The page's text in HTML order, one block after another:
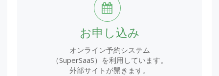
お申し込み
オンライン予約システム
（SuperSaaS）を利用しています。
外部サイトが開きます。